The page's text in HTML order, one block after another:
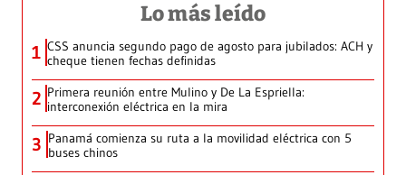
Lo más leído
1 CSS anuncia segundo pago de agosto para jubilados: ACH y
cheque tienen fechas definidas
2 Primera reunión entre Mulino y De La Espriella:
interconexión eléctrica en la mira
3 Panamá comienza su ruta a la movilidad eléctrica con 5
buses chinos